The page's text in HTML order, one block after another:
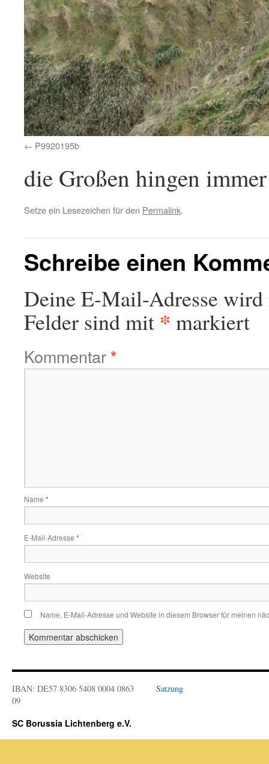
P9920195b
die Großen hingen
Setze ein Lesezeichen für den Permalink.
Schreibe einen
Deine E-Mail-Adresse
Felder sind mit * markiert
Kommentar*
Name *
E-Mail-Adresse *
Website
Name, E-Mail-Adresse und Website in diesem Browser für meinen
IBAN: DE57 8306 5408 0004 0863
09
Satzung
SC Borussia Lichtenberg e.V.